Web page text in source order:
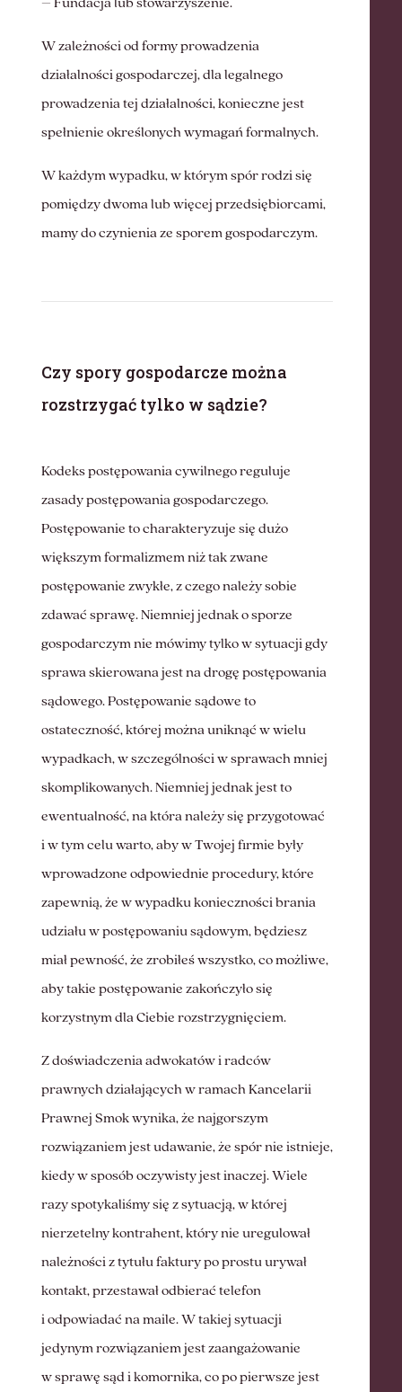
W zależności od formy prowadzenia
działalności gospodarczej, dla legalnego
prowadzenia tej działalności, konieczne jest
spełnienie określonych wymagań formalnych.
W każdym wypadku, w którym spór rodzi się
pomiędzy dwoma lub więcej przedsiębiorcami,
mamy do czynienia ze sporem gospodarczym.
Czy spory gospodarcze można
rozstrzygać tylko w sądzie?
Kodeks postępowania cywilnego reguluje
zasady postępowania gospodarczego.
Postępowanie to charakteryzuje się dużo
większym formalizmem niż tak zwane
postępowanie zwykłe, z czego należy sobie
zdawać sprawę. Niemniej jednak o sporze
gospodarczym nie mówimy tylko w sytuacji gdy
sprawa skierowana jest na drogę postępowania
sądowego. Postępowanie sądowe to
ostateczność, której można uniknąć w wielu
wypadkach, w szczególności w sprawach mniej
skomplikowanych. Niemniej jednak jest to
ewentualność, na która należy się przygotować
i w tym celu warto, aby w Twojej firmie były
wprowadzone odpowiednie procedury, które
zapewnią, że w wypadku konieczności brania
udziału w postępowaniu sądowym, będziesz
miał pewność, że zrobiłeś wszystko, co możliwe,
aby takie postępowanie zakończyło się
korzystnym dla Ciebie rozstrzygnięciem.
Z doświadczenia adwokatów i radców
prawnych działających w ramach Kancelarii
Prawnej Smok wynika, że najgorszym
rozwiązaniem jest udawanie, że spór nie istnieje,
kiedy w sposób oczywisty jest inaczej. Wiele
razy spotykaliśmy się z sytuacją, w której
nierzetelny kontrahent, który nie uregulował
należności z tytułu faktury po prostu urywał
kontakt, przestawał odbierać telefon
i odpowiadać na maile. W takiej sytuacji
jedynym rozwiązaniem jest zaangażowanie
w sprawę sąd i komornika, co po pierwsze jest